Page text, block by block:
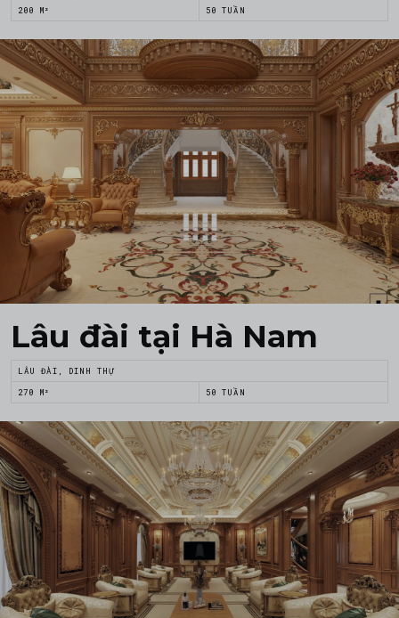
200 M² 50 TUẦN
Lâu đài tại Hà Nam
LÂU ĐÀI, DINH THỰ
270 M² 50 TUẦN